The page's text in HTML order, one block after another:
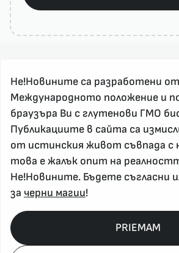
За реклама и връзка с нас, пишете на
nenovinite@gmail.com
Контакт
За нас
Напиши Не!Новина
Абонирай се
Не!Новините са разработени от
Международното положение и
браузъра Ви с глутенови ГМО
Публикациите в сайта са
от истинския живот съвпада
това е жалък опит на
Не!Новините. Бъдете съгласни
за черни магии!
PRIEMAM